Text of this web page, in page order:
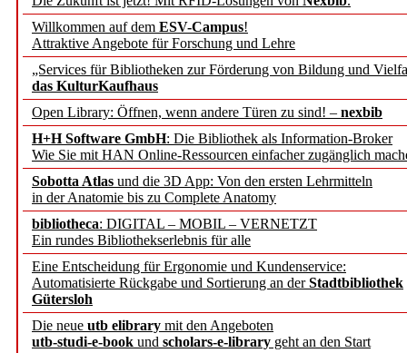
Willkommen auf dem ESV-Campus!
Attraktive Angebote für Forschung und Lehre
„Services für Bibliotheken zur Förderung von Bildung und
das KulturKaufhaus
Open Library: Öffnen, wenn andere Türen zu sind! – nexbib
H+H Software GmbH: Die Bibliothek als Information-Broker
Wie Sie mit HAN Online-Ressourcen einfacher zugänglich
Sobotta Atlas und die 3D App: Von den ersten Lehrmitteln
in der Anatomie bis zu Complete Anatomy
bibliotheca: DIGITAL – MOBIL – VERNETZT
Ein rundes Bibliothekserlebnis für alle
Eine Entscheidung für Ergonomie und Kundenservice:
Automatisierte Rückgabe und Sortierung an derStadtbibliothek
Gütersloh
Die neue utb elibrary mit den Angeboten
utb-studi-e-book und scholars-e-library geht an den Start
konstruktiv!
Mohr Siebeck
und die Zeitschrift für
Francke Attempto
EBSCO Information
Recherchefunktionen in
Sorbisches Institut neu
Geschichte und